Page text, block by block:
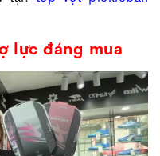
lực đáng mua